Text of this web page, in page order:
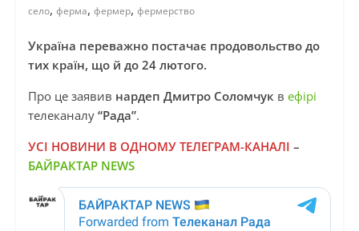
село, ферма, фермер, фермерство
Україна переважно постачає продовольство до
тих країн, що й до 24 лютого.
Про це заявив нардеп Дмитро Соломчук в ефірі
телеканалу “Рада”.
УСІ НОВИНИ В ОДНОМУ ТЕЛЕГРАМ-КАНАЛІ –
БАЙРАКТАР NEWS